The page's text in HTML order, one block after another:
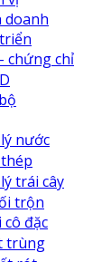
doanh
chứng chỉ
nước
trái cây
trộn
đặc
trùng